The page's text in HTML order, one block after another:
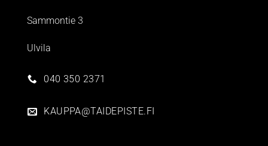
Sammontie 3
Ulvila
040 350 2371
KAUPPA@TAIDEPISTE.FI